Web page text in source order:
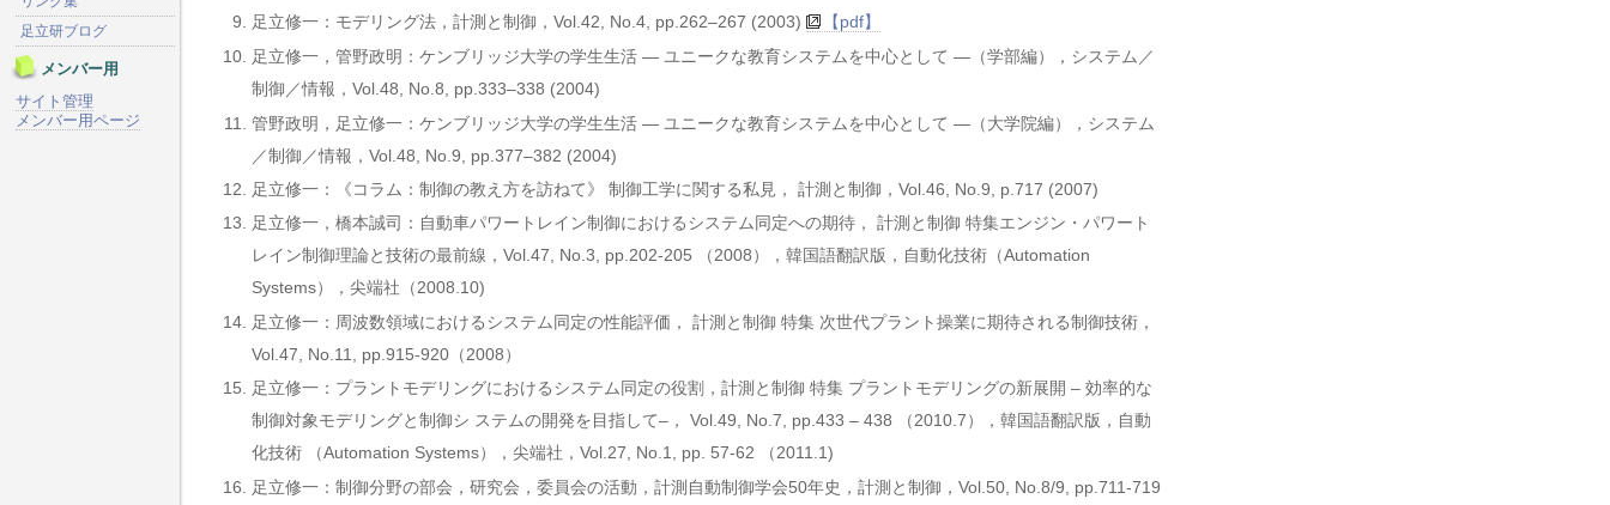
足立修一：モデリング法，計測と制御，Vol.42, No.4, pp.262–267 (2003)
【pdf】
足立修一，管野政明：ケンブリッジ大学の学生生活 — ユニークな教育システムを中心として —（学部編），システム／
制御／情報，Vol.48, No.8, pp.333–338 (2004)
管野政明，足立修一：ケンブリッジ大学の学生生活 — ユニークな教育システムを中心として —（大学院編），システム
／制御／情報，Vol.48, No.9, pp.377–382 (2004)
足立修一：《コラム：制御の教え方を訪ねて》 制御工学に関する私見， 計測と制御，Vol.46, No.9, p.717 (2007)
足立修一，橋本誠司：自動車パワートレイン制御におけるシステム同定への期待， 計測と制御 特集エンジン・パワート
レイン制御理論と技術の最前線，Vol.47, No.3, pp.202-205 （2008），韓国語翻訳版，自動化技術（Automation
Systems），尖端社（2008.10)
足立修一：周波数領域におけるシステム同定の性能評価， 計測と制御 特集 次世代プラント操業に期待される制御技術，
Vol.47, No.11, pp.915-920（2008）
足立修一：プラントモデリングにおけるシステム同定の役割，計測と制御 特集 プラントモデリングの新展開 – 効率的な
制御対象モデリングと制御シ ステムの開発を目指して–， Vol.49, No.7, pp.433 – 438 （2010.7），韓国語翻訳版，自動
化技術 （Automation Systems），尖端社，Vol.27, No.1, pp. 57-62 （2011.1)
足立修一：制御分野の部会，研究会，委員会の活動，計測自動制御学会50年史，計測と制御，Vol.50, No.8/9, pp.711-719
足立研ブログ
メンバー用
サイト管理
メンバー用ページ